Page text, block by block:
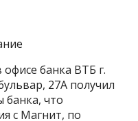
банка ВТБ г.
27А получил
что
с Магнит, по